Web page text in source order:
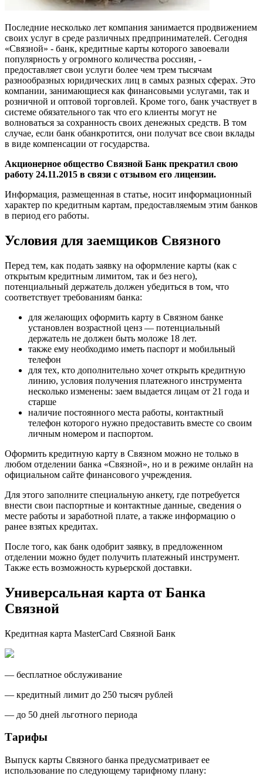
Последние несколько лет компания занимается продвижением
своих услуг в среде различных предпринимателей. Сегодня
«Связной» - банк, кредитные карты которого завоевали
популярность у огромного количества россиян, -
предоставляет свои услуги более чем трем тысячам
разнообразных юридических лиц в самых разных сферах. Это
компании, занимающиеся как финансовыми услугами, так и
розничной и оптовой торговлей. Кроме того, банк участвует в
системе обязательного так что его клиенты могут не
волноваться за сохранность своих денежных средств. В том
случае, если банк обанкротится, они получат все свои вклады
в виде компенсации от государства.
Акционерное общество Связной Банк прекратил свою
работу 24.11.2015 в связи с отзывом его лицензии.
Информация, размещенная в статье, носит информационный
характер по кредитным картам, предоставляемым этим банков
в период его работы.
Условия для заемщиков Связного
Перед тем, как подать заявку на оформление карты (как с
открытым кредитным лимитом, так и без него),
потенциальный держатель должен убедиться в том, что
соответствует требованиям банка:
для желающих оформить карту в Связном банке
установлен возрастной ценз — потенциальный
держатель не должен быть моложе 18 лет.
также ему необходимо иметь паспорт и мобильный
телефон
для тех, кто дополнительно хочет открыть кредитную
линию, условия получения платежного инструмента
несколько изменены: заем выдается лицам от 21 года и
старше
наличие постоянного места работы, контактный
телефон которого нужно предоставить вместе со своим
личным номером и паспортом.
Оформить кредитную карту в Связном можно не только в
любом отделении банка «Связной», но и в режиме онлайн на
официальном сайте финансового учреждения.
Для этого заполните специальную анкету, где потребуется
внести свои паспортные и контактные данные, сведения о
месте работы и заработной плате, а также информацию о
ранее взятых кредитах.
После того, как банк одобрит заявку, в предложенном
отделении можно будет получить платежный инструмент.
Также есть возможность курьерской доставки.
Универсальная карта от Банка
Связной
Кредитная карта MasterCard Связной Банк
— бесплатное обслуживание
— кредитный лимит до 250 тысяч рублей
— до 50 дней льготного периода
Тарифы
Выпуск карты Связного банка предусматривает ее
использование по следующему тарифному плану: